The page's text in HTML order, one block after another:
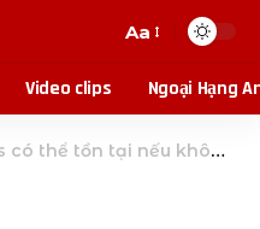
Aa
Video clips Ngoại Hạng
tại nếu không có Cade Cunningham?